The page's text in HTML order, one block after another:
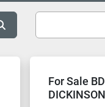
For Sale